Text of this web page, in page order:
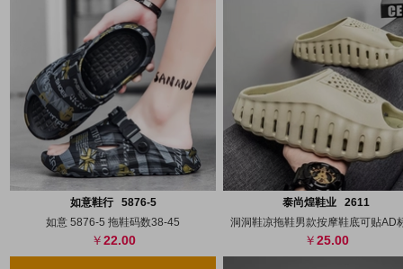
代发
如意鞋行 5876-5
如意 5876-5 拖鞋码数38-45
22.00
代发
泰尚煌鞋业 2611
洞洞鞋凉拖鞋男款按摩鞋底可贴AD
25.00